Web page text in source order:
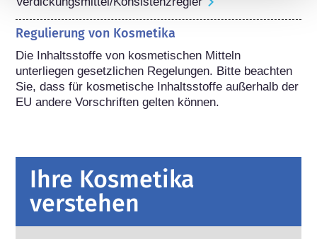
Regulierung von Kosmetika
Die Inhaltsstoffe von kosmetischen Mitteln
unterliegen gesetzlichen Regelungen. Bitte beachten
Sie, dass für kosmetische Inhaltsstoffe außerhalb der
EU andere Vorschriften gelten können.
Ihre Kosmetika
verstehen